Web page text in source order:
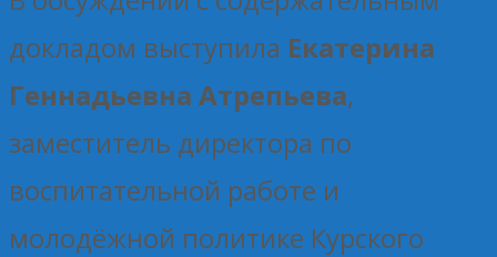
докладом выступила Екатерина
Геннадьевна Атрепьева,
заместитель директора по
воспитательной работе и
молодёжной политике Курского